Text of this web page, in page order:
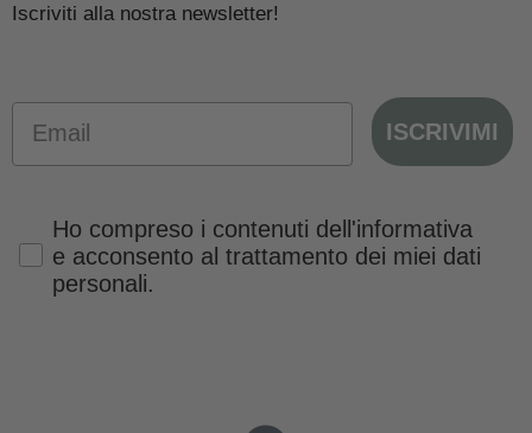
Iscriviti alla nostra newsletter!
ISCRIVIMI
Privacy Policy
Ho compreso i contenuti dell'informativa
e acconsento al trattamento dei miei dati
personali.